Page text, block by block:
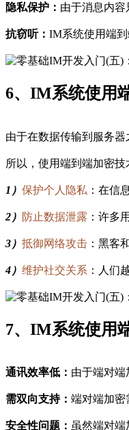
隐私保护： 由于消息内容
抗窃听： IM系统使用端
6、IM系统使用
由于在数据传输到服务
所以，使用端到端加密技
1） 保护个人隐私 ：在信
2） 防止数据泄露 ：许多
3） 抵御网络攻击 ：黑客
4） 维护社交关系 ：人们
7、IM系统使用
通讯效率低： 由于端对端
需双向支持： 端对端加密
安全性问题： 虽然端对端